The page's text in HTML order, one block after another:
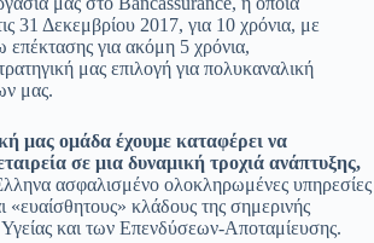
31 Δεκεμβρίου 2017, για 10 χρόνια, με
επέκτασης για ακόμη 5 χρόνια,
μας επιλογή για πολυκαναλική
μας.
μας ομάδα έχουμε καταφέρει να
σε μια δυναμική τροχιά ανάπτυξης,
ασφαλισμένο ολοκληρωμένες υπηρεσίες
«ευαίσθητους» κλάδους της σημερινής
Υγείας και των Επενδύσεων-Αποταμίευσης.